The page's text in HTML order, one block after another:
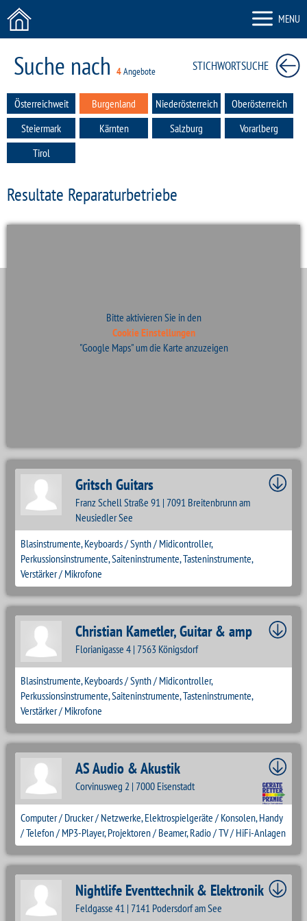
MENU
Suche nach 4Angebote STICHWORTSUCHE
Österreichweit Burgenland Niederösterreich
Oberösterreich
Steiermark
Kärnten Salzburg
Vorarlberg
Tirol
Resultate Reparaturbetriebe
Bitte aktivieren Sie in den
Cookie Einstellungen
"Google Maps" um die Karte anzuzeigen
Gritsch Guitars
Franz Schell Straße 91 | 7091 Breitenbrunn am
Neusiedler See
Blasinstrumente, Keyboards / Synth / Midicontroller,
Perkussionsinstrumente, Saiteninstrumente, Tasteninstrumente,
Verstärker / Mikrofone
Christian Kametler, Guitar & amp
Florianigasse 4 | 7563 Königsdorf
Blasinstrumente, Keyboards / Synth / Midicontroller,
Perkussionsinstrumente, Saiteninstrumente, Tasteninstrumente,
Verstärker / Mikrofone
AS Audio & Akustik
Corvinusweg 2 | 7000 Eisenstadt
Computer / Drucker / Netzwerke, Elektrospielgeräte / Konsolen, Handy
/ Telefon / MP3-Player, Projektoren / Beamer, Radio / TV / HiFi-Anlagen
Nightlife Eventtechnik & Elektronik
Feldgasse 41 | 7141 Podersdorf am See